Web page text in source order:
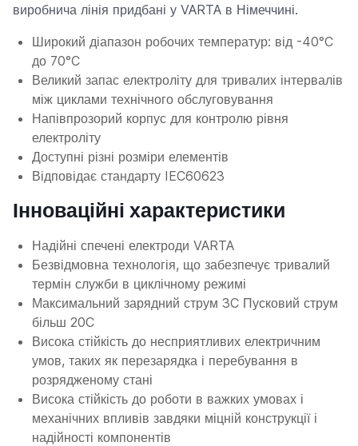
виробнича лінія придбані у VARTA в Німеччині.
Широкий діапазон робочих температур: від -40°C
до 70°C
Великий запас електроліту для тривалих інтервалів
між циклами технічного обслуговування
Напівпрозорий корпус для контролю рівня
електроліту
Доступні різні розміри елементів
Відповідає стандарту IEC60623
Інноваційні характеристики
Надійні спечені електроди VARTA
Безвідмовна технологія, що забезпечує тривалий
термін служби в циклічному режимі
Максимальний зарядний струм 3C Пусковий струм
більш 20C
Висока стійкість до несприятливих електричним
умов, таких як перезарядка і перебування в
розрядженому стані
Висока стійкість до роботи в важких умовах і
механічних впливів завдяки міцній конструкції і
надійності компонентів